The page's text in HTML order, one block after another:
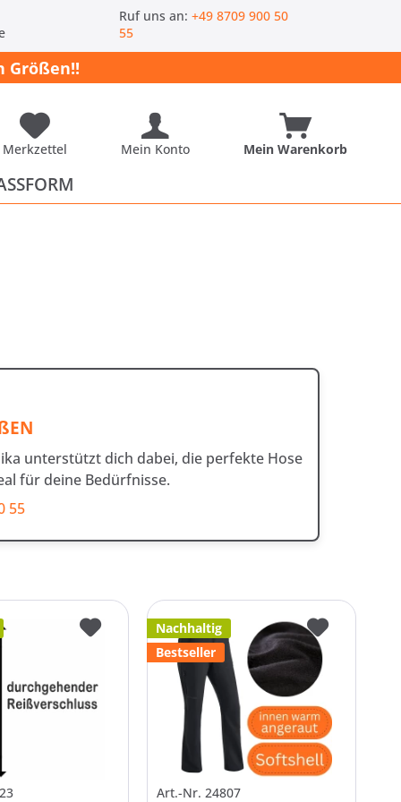
Ruf uns an:+49 8709 900 50
55
Größen!!
Merkzettel Mein Konto Mein Warenkorb
unterstützt dich dabei, die perfekte Hose
für deine Bedürfnisse.
55
Nachhaltig
Bestseller
Art.-Nr. 24807